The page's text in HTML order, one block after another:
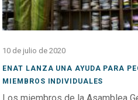
10 de julio de 2020
ENAT LANZA UNA AYUDA PARA
MIEMBROS INDIVIDUALES